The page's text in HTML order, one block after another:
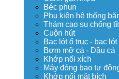
Béc phun
Phụ kiện hệ thống
Thảm cao su chống
Cuộn hút
Bạc lót ổ trục - bạc
Bơm mỡ cá - Dầu cá
Khớp nối xích
Máy đóng bao tự
Khớp nối mặt bích